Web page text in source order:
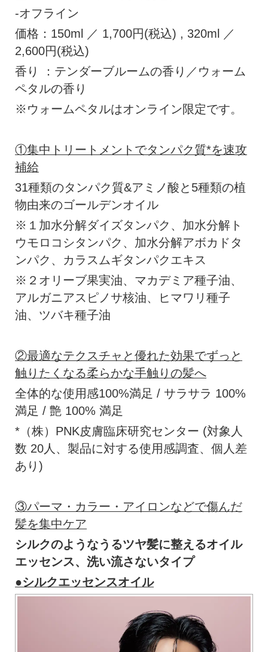
-オフライン
価格：150ml ／ 1,700円(税込) , 320ml ／
2,600円(税込)
香り ：テンダーブルームの香り／ウォーム
ペタルの香り
※ウォームペタルはオンライン限定です。
①集中トリートメントでタンパク質*を速攻
補給
31種類のタンパク質&アミノ酸と5種類の植
物由来のゴールデンオイル
※１加水分解ダイズタンパク、加水分解ト
ウモロコシタンパク、加水分解アボカドタ
ンパク、カラスムギタンパクエキス
※２オリーブ果実油、マカデミア種子油、
アルガニアスピノサ核油、ヒマワリ種子
油、ツバキ種子油
②最適なテクスチャと優れた効果でずっと
触りたくなる柔らかな手触りの髪へ
全体的な使用感100%満足 / サラサラ 100%
満足 / 艶 100% 満足
*（株）PNK皮膚臨床研究センター (対象人
数 20人、製品に対する使用感調査、個人差
あり)
③パーマ・カラー・アイロンなどで傷んだ
髪を集中ケア
シルクのようなうるツヤ髪に整えるオイル
エッセンス、洗い流さないタイプ
●シルクエッセンスオイル